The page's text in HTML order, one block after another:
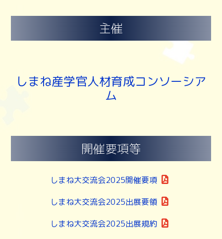
主催
しまね産学官人材育成コンソーシア
ム
開催要項等
しまね大交流会2025開催要項
しまね大交流会2025出展要領
しまね大交流会2025出展規約